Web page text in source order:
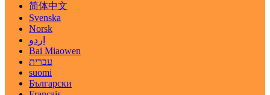
简体中文
Svenska
Norsk
اردو
Bai Miaowen
עברית
suomi
Български